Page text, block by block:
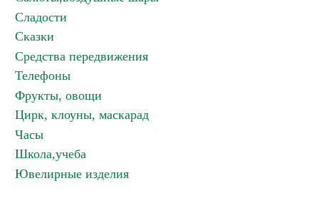
Сладости
Сказки
Средства передвижения
Телефоны
Фрукты, овощи
Цирк, клоуны, маскарад
Часы
Школа,учеба
Ювелирные изделия